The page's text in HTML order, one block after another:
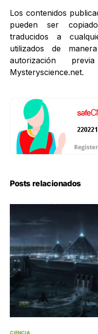
Los contenidos
pueden ser
traducidos a
utilizados de
autorización
Mysteryscience.net.
Posts relacionados
CIENCIA